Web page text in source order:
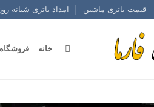
قیمت باتری ماشین امداد باتری شبانه
خانه فروشگاه